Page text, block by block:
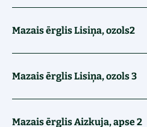
Mazais ērglis Lisiņa, ozols2
Mazais ērglis Lisiņa, ozols 3
Mazais ērglis Aizkuja, apse 2